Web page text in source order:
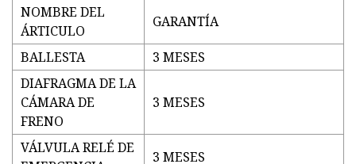
NOMBRE DEL
ÁRTICULO
GARANTÍA
BALLESTA
3 MESES
DIAFRAGMA DE LA
CÁMARA DE
FRENO
3 MESES
VÁLVULA RELÉ DE
3 MESES